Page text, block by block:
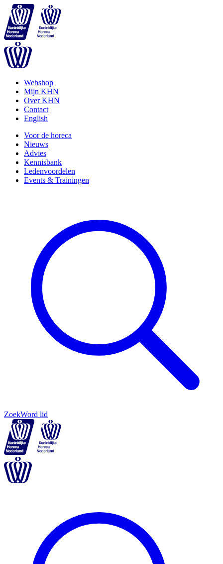
Webshop
Mijn KHN
Over KHN
Contact
English
Voor de horeca
Nieuws
Advies
Kennisbank
Ledenvoordelen
Events & Trainingen
ZoekWord lid